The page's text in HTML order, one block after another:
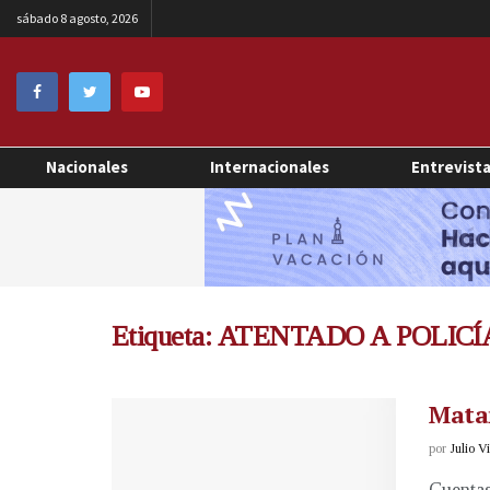
sábado 8 agosto, 2026
Nacionales Internacionales
Etiqueta: ATENTADO A
por Julio